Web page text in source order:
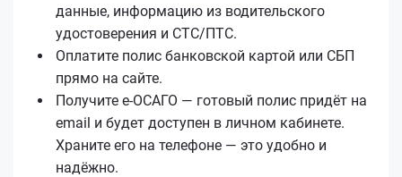
данные, информацию из водительского
удостоверения и СТС/ПТС.
Оплатите полис банковской картой или СБП
прямо на сайте.
Получите е‑ОСАГО — готовый полис придёт на
email и будет доступен в личном кабинете.
Храните его на телефоне — это удобно и
надёжно.